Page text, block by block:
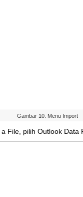
Gambar 10 Menu Import
a File pilih Outlook Data